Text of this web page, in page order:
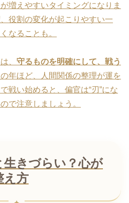
増えやすいタイミングになりま
役割の変化が起こりやすい一
なることも。
、 守るものを明確にして、戦う
年ほど、人間関係の整理が運を
戦い始めると、偏官は“刃”にな
で注意しましょう。
生きづらい？心が
え方